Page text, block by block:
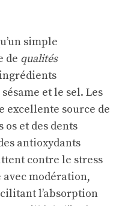
simple
de qualités
et le sel. Les
excellente source de
os et des dents
antioxydants
contre le stress
avec modération,
l’absorption